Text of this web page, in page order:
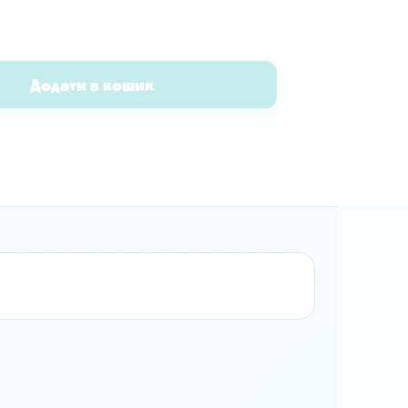
Додати в кошик